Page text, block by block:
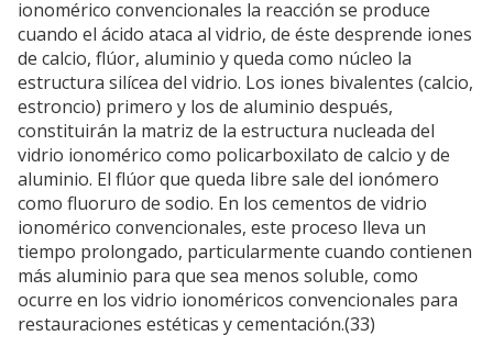
ionomérico convencionales la reacción se produce
cuando el ácido ataca al vidrio, de éste desprende iones
de calcio, flúor, aluminio y queda como núcleo la
estructura silícea del vidrio. Los iones bivalentes (calcio,
estroncio) primero y los de aluminio después,
constituirán la matriz de la estructura nucleada del
vidrio ionomérico como policarboxilato de calcio y de
aluminio. El flúor que queda libre sale del ionómero
como fluoruro de sodio. En los cementos de vidrio
ionomérico convencionales, este proceso lleva un
tiempo prolongado, particularmente cuando contienen
más aluminio para que sea menos soluble, como
ocurre en los vidrio ionoméricos convencionales para
restauraciones estéticas y cementación.(33)